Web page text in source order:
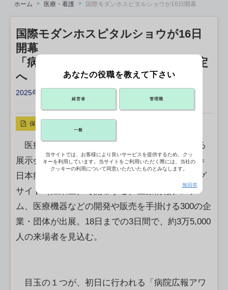
ホーム 医療・看護 国際モダンホスピタルショウが16日開幕
国際モダンホスピタルショウが16日
開幕
「病院広報アワード」今年の大賞決定
へ
2025年07月10日 18:27
保存
医療や介護、福祉分野の質の向上などに関する
展示会「国際モダンホスピタルショウ」（主催＝
日本病院会・日本経営協会）が16日、東京ビッグ
サイト（江東区）で開幕する。医療情報システ
ム、医療機器などの開発や販売を手掛ける300の企
業・団体が出展。18日までの3日間で、約3万5,000
人の来場者を見込む。
目玉の１つが、初日に行われる「病院広報アワ
あなたの役職を教えて下さい
経営者 管理職
一般
当サイトでは、お客様により良いサービスを提供するため、クッ
キーを利用しています。当サイトをご利用いただく際には、当社の
クッキーの利用について同意いただいたものとみなします。
無回答